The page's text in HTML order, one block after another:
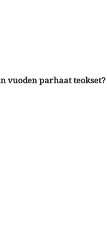
vuo­den parhaat teok­set?